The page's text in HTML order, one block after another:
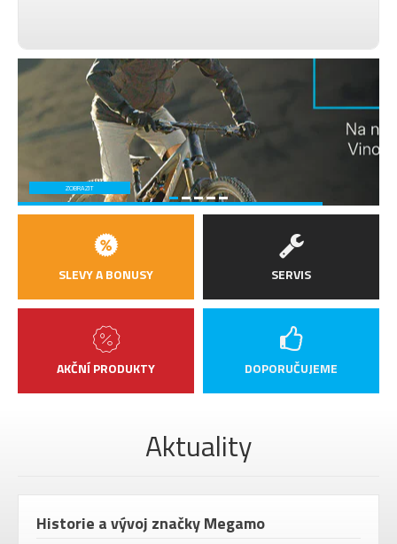
ZOBRAZIT
SLEVY A BONUSY
AKČNÍ PRODUKTY
SERVIS
DOPORUČUJEME
Aktuality
Historie a vývoj značky Megamo